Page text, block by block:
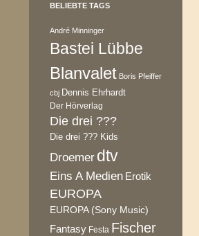
BELIEBTE TAGS
André Minninger
Bastei Lübbe
Blanvalet Boris Pfeiffer
cbj Dennis Ehrhardt
Der Hörverlag
Die drei ???
Die drei ??? Kids
Droemer dtv
Eins A Medien Erotik
EUROPA
EUROPA (Sony Music)
Fantasy Festa Fischer